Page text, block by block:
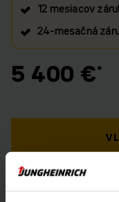
12 mesiacov
24‑mesačná
5 400 €
PRODUKTU?